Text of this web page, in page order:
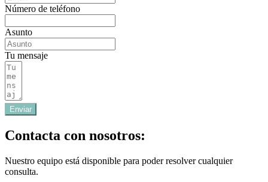
Número de teléfono
Asunto
Tu mensaje
Enviar
Contacta con nosotros:
Nuestro equipo está disponible para poder resolver cualquier
consulta.